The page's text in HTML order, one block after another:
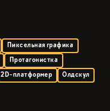
Пиксельная графика
Протагонистка
2D-платформер Олдскул